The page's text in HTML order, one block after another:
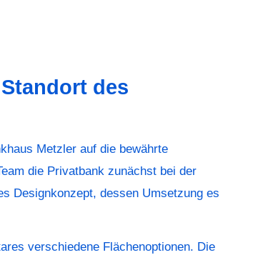
des
Metzler auf die bewährte
die Privatbank zunächst bei der
Designkonzept, dessen Umsetzung es
verschiedene Flächenoptionen. Die